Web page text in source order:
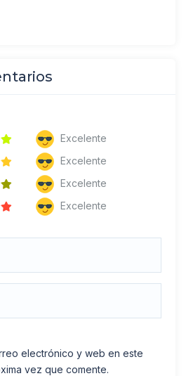
Excelente
Excelente
Excelente
Excelente
electrónico y web en este
vez que comente.